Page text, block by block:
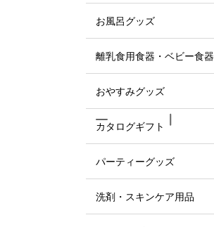
お風呂グッズ
離乳食用食器・ベビー食器
おやすみグッズ
カタログギフト
パーティーグッズ
洗剤・スキンケア用品